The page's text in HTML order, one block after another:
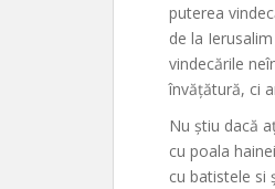
puterea
de la
vindecările
învățătură, ci
Nu știu dacă
cu poala
cu batistele si